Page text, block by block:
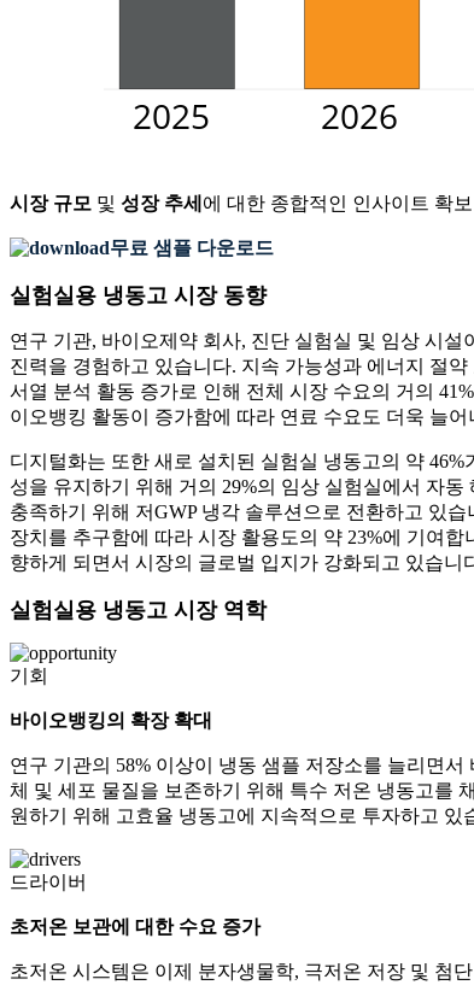
시장 규모 및 성장 추세 에 대한 종합적인 인사이트 확보
무료 샘플 다운로드
실험실용 냉동고 시장 동향
연구 기관, 바이오제약 회사, 진단 실험실 및 임상 시
진력을 경험하고 있습니다. 지속 가능성과 에너지 절
서열 분석 활동 증가로 인해 전체 시장 수요의 거의
이오뱅킹 활동이 증가함에 따라 연료 수요도 더욱 늘
디지털화는 또한 새로 설치된 실험실 냉동고의 약
성을 유지하기 위해 거의 29%의 임상 실험실에서 자
충족하기 위해 저GWP 냉각 솔루션으로 전환하고 있
장치를 추구함에 따라 시장 활용도의 약 23%에 기여
향하게 되면서 시장의 글로벌 입지가 강화되고 있습니
실험실용 냉동고 시장 역학
기회
바이오뱅킹의 확장 확대
연구 기관의 58% 이상이 냉동 샘플 저장소를 늘리면
체 및 세포 물질을 보존하기 위해 특수 저온 냉동고를
원하기 위해 고효율 냉동고에 지속적으로 투자하고 있
드라이버
초저온 보관에 대한 수요 증가
초저온 시스템은 이제 분자생물학, 극저온 저장 및 첨